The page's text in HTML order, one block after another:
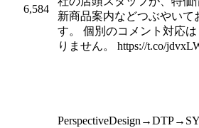
6,584
新商品案内などつぶやいて
す。 個別のコメント対応
りません。 https://t.co/